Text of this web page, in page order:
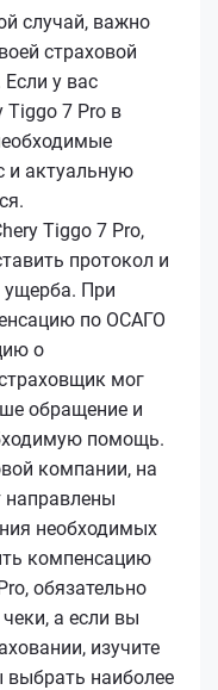
случай, важно
страховой
у вас
7 Pro в
и актуальную
Tiggo 7 Pro,
протокол и
ущерба. При
по ОСАГО
о
мог
обращение и
помощь.
компании, на
направлены
необходимых
компенсацию
обязательно
а если вы
изучите
выбрать наиболее